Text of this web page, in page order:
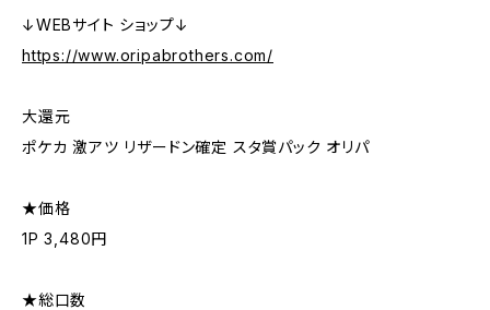
↓WEBサイト ショップ↓
https://www.oripabrothers.com/
大還元
ポケカ 激アツ リザードン確定 スタ賞パック オリパ
★価格
1P 3,480円
★総口数